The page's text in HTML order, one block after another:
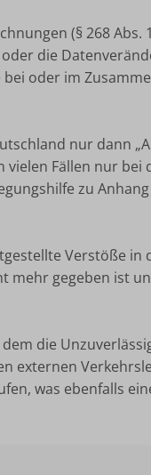
(§ 268 Abs.
die
oder im
nur dann
Fällen nur
zu
Verstöße
mehr gegeben ist
die
externen
was ebenfalls